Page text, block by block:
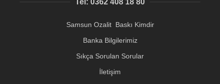
Tel: 0362 408 18 80
Samsun Ozalit Baskı Kimdir
Banka Bilgilerimiz
Sıkça Sorulan Sorular
İletişim